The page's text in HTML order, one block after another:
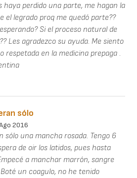
haya perdido una parte, me hagan la
el legrado proq me quedó parte??
Si el proceso natural de
Les agradezco su ayuda. Me siento
respetada en la medicina prepaga .
sólo
2016
sólo una mancha rosada. Tengo 6
de oir los latidos, pues hasta
a manchar marrón, sangre
un coagulo, no he tenido